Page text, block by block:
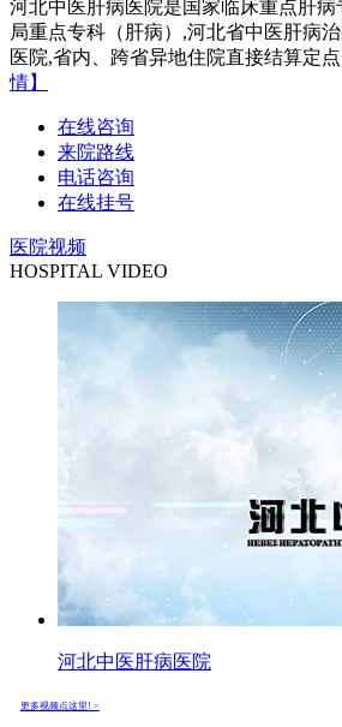
河北中医肝病医院是国家临床重点肝
局重点专科（肝病）,河北省中医肝病
医院,省内、跨省异地住院直接结算定
情】
在线咨询
来院路线
电话咨询
在线挂号
医院视频
HOSPITAL VIDEO
河北中医肝病医院
更多视频点这里! >